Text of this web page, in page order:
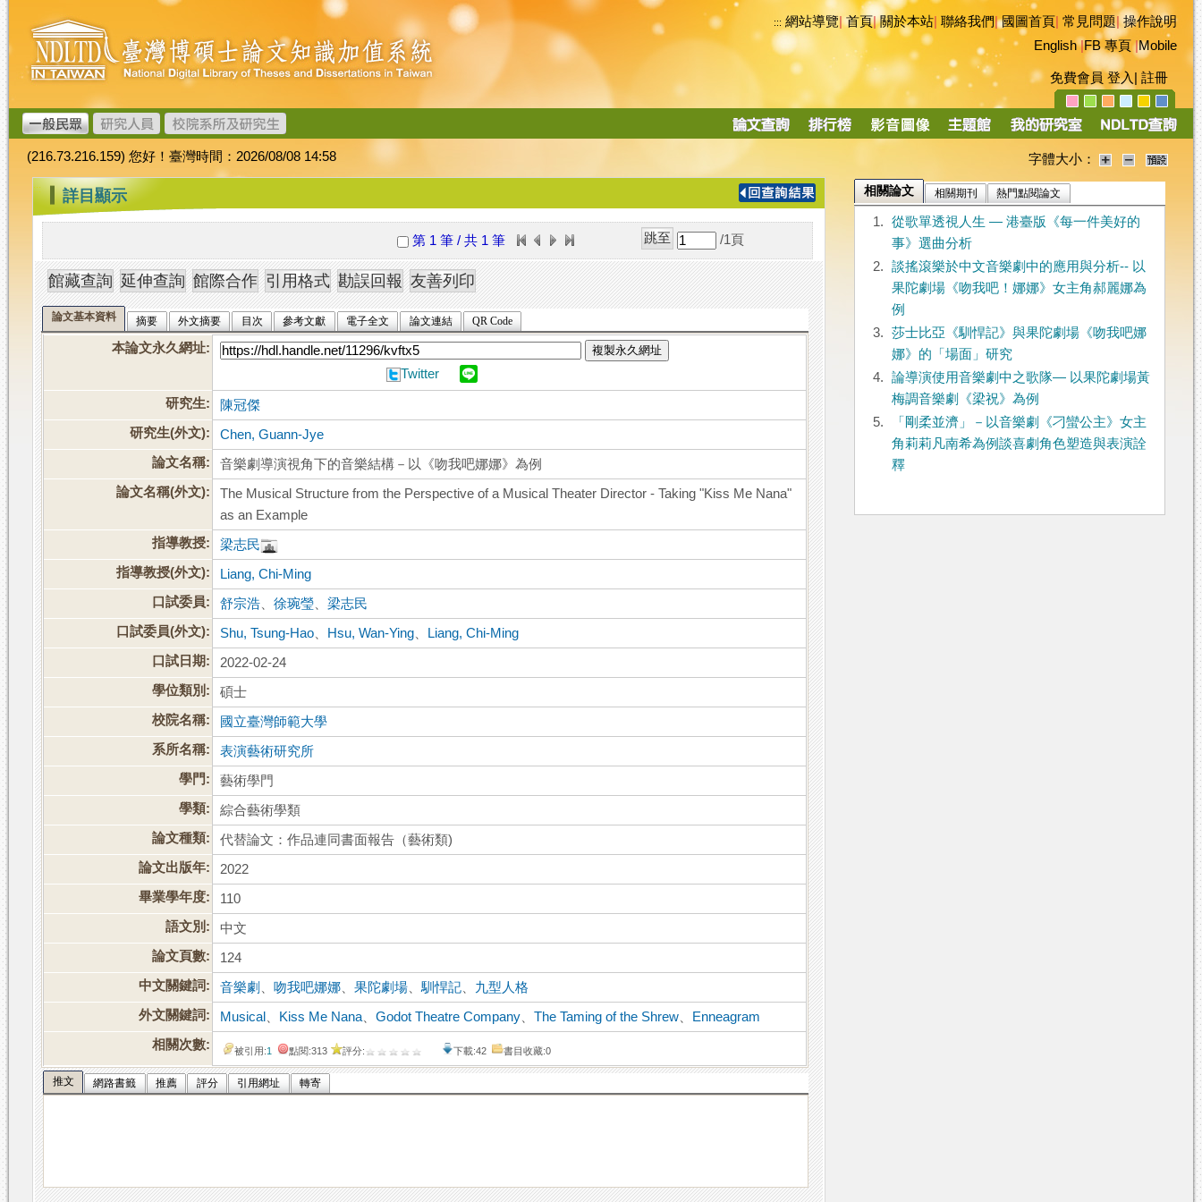
跳
到
主
要
內
容
臺
灣
博
碩
士
論
文
加
值
系
統
::: 網站導覽|首頁|關於本站 聯絡我們|國圖首頁 常見問題|操作說明
English|FB 專頁|Mobile
免費會員 登入 註冊
導
(216.73.216.159) 您好！臺灣時間：2026/08/08 14:58 字體大小：
::: 詳目顯示
第 1 筆 / 共 1 筆 /1 頁
論文基本資料 摘要 外文摘要 目次 參考文獻 電子全文 論文連結 QR Code
本論文永久網址: 複製永久網址
Twitter
研究生:
陳冠傑
研究生(外文):
Chen, Guann-Jye
論文名稱:
音樂劇導演視角下的音樂結構－以《吻我吧娜娜》為例
論文名稱(外文):
The Musical Structure from the Perspective of a Musical Theater Director - Taking "Kiss Me Nana"
as an Example
指導教授:
梁志民
指導教授(外文):
Liang, Chi-Ming
口試委員:
舒宗浩 、徐琬瑩 、梁志民
口試委員(外文):
Shu, Tsung-Hao Hsu, Wan-Ying
Liang, Chi-Ming
口試日期:
2022-02-24
學位類別:
碩士
校院名稱:
國立臺灣師範大學
系所名稱:
表演藝術研究所
學門:
藝術學門
學類:
綜合藝術學類
論文種類:
代替論文：作品連同書面報告（藝術類)
論文出版年:
2022
畢業學年度:
110
語文別:
中文
論文頁數:
124
中文關鍵詞:
音樂劇 吻我吧娜娜 、果陀劇場 、馴悍記
九型人格
外文關鍵詞:
Musical Kiss Me Nana 、Godot Theatre Company 、The Taming of the Shrew
Enneagram
相關次數:
被引用:1 點閱:313 評分: 下載:42 書目收藏:0
推文 網路書籤 推薦 評分 引用網址 轉寄
相關論文 相關期刊 熱門點閱論文
1.
從歌單透視人生 — 港臺版《每一件美好的
事》選曲分析
2.
談搖滾樂於中文音樂劇中的應用與分析-- 以
果陀劇場《吻我吧！娜娜》女主角郝麗娜為
例
3.
莎士比亞《馴悍記》與果陀劇場《吻我吧娜
娜》的「場面」研究
4.
論導演使用音樂劇中之歌隊— 以果陀劇場黃
梅調音樂劇《梁祝》為例
5.
「剛柔並濟」－以音樂劇《刁蠻公主》女主
角莉莉凡南希為例談喜劇角色塑造與表演詮
釋